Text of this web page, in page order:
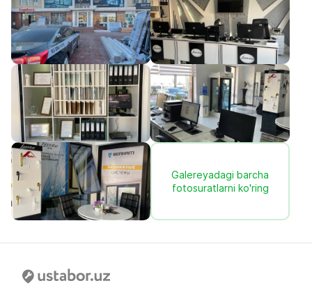
Galereyadagi barcha
fotosuratlarni ko'ring